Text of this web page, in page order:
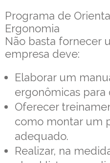
Programa de
Ergonomia
Não basta fornecer
empresa deve:
Elaborar um
ergonômicas para
Oferecer
como montar um
adequado.
Realizar, na